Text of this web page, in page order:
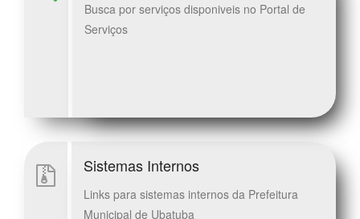
Busca por serviços disponiveis no Portal de
Serviços
Sistemas Internos
Links para sistemas internos da Prefeitura
Municipal de Ubatuba